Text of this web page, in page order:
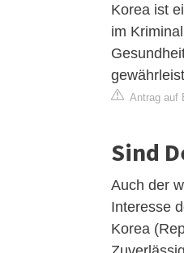
Korea ist
im
Antrag auf
Sind
Auch der
Interesse
Korea